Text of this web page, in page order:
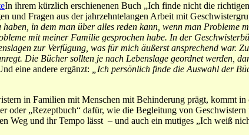
In ihrem kürzlich erschienenen Buch „Ich finde nicht die
und Fragen aus der jahrzehntelangen Arbeit mit
haben, in dem man über alles reden kann, wenn man
mit meiner Familie gesprochen habe. In der
zur Verfügung, was für mich äußerst ansprechend war.
Die Bücher sollten je nach Lebenslage geordnet werden,
eine andere ergänzt:
„Ich persönlich finde die Auswahl der
in Familien mit Menschen mit Behinderung prägt, kommt
oder „Rezeptbuch“ dafür, wie die Begleitung von
Weg und ihr Tempo lässt – und auch ein mutiges „Ich weiß